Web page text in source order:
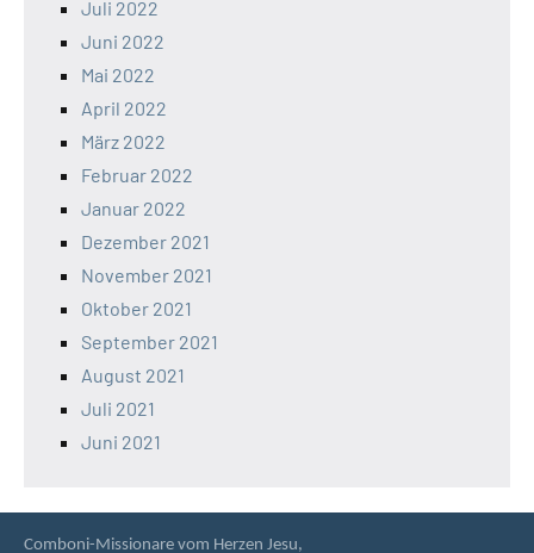
Juli 2022
Juni 2022
Mai 2022
April 2022
März 2022
Februar 2022
Januar 2022
Dezember 2021
November 2021
Oktober 2021
September 2021
August 2021
Juli 2021
Juni 2021
Comboni-Missionare vom Herzen Jesu,